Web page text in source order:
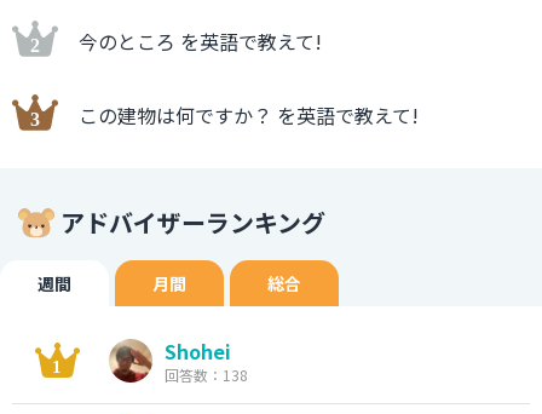
今のところ を英語で教えて!
この建物は何ですか？ を英語で教えて!
アドバイザーランキング
週間 月間 総合
Shohei
回答数：138